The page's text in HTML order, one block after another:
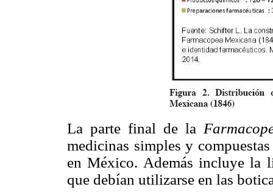
La parte final de la
medicinas simples y
en México. Además incluye la
que debían utilizarse en las